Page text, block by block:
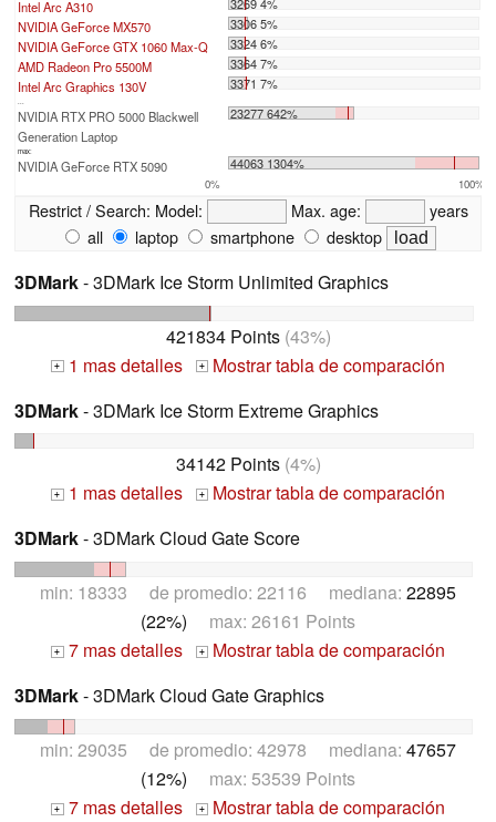
Intel Arc A310
NVIDIA GeForce MX570
3306 5%
NVIDIA GeForce GTX 1060 Max-Q
3324 6%
AMD Radeon Pro 5500M
3364 7%
Intel Arc Graphics 130V
3371 7%
NVIDIA RTX PRO 5000 Blackwell
Generation Laptop
23277 642%
max:
NVIDIA GeForce RTX 5090 44063 1304%
0% 100%
Restrict / Search: Model: Max. age:
years
all
laptop smartphone desktop
3DMark- 3DMark Ice Storm Unlimited Graphics
421834 Points(43%)
+ 1 mas detalles +
Mostrar tabla de comparación
3DMark- 3DMark Ice Storm Extreme Graphics
34142 Points(4%)
+ 1 mas detalles +
Mostrar tabla de comparación
3DMark- 3DMark Cloud Gate Score
min: 18333 de promedio: 22116 mediana: 22895
(22%) max: 26161 Points
+ 7 mas detalles +
Mostrar tabla de comparación
3DMark- 3DMark Cloud Gate Graphics
min: 29035 de promedio: 42978 mediana: 47657
(12%) max: 53539 Points
+ 7 mas detalles +
Mostrar tabla de comparación